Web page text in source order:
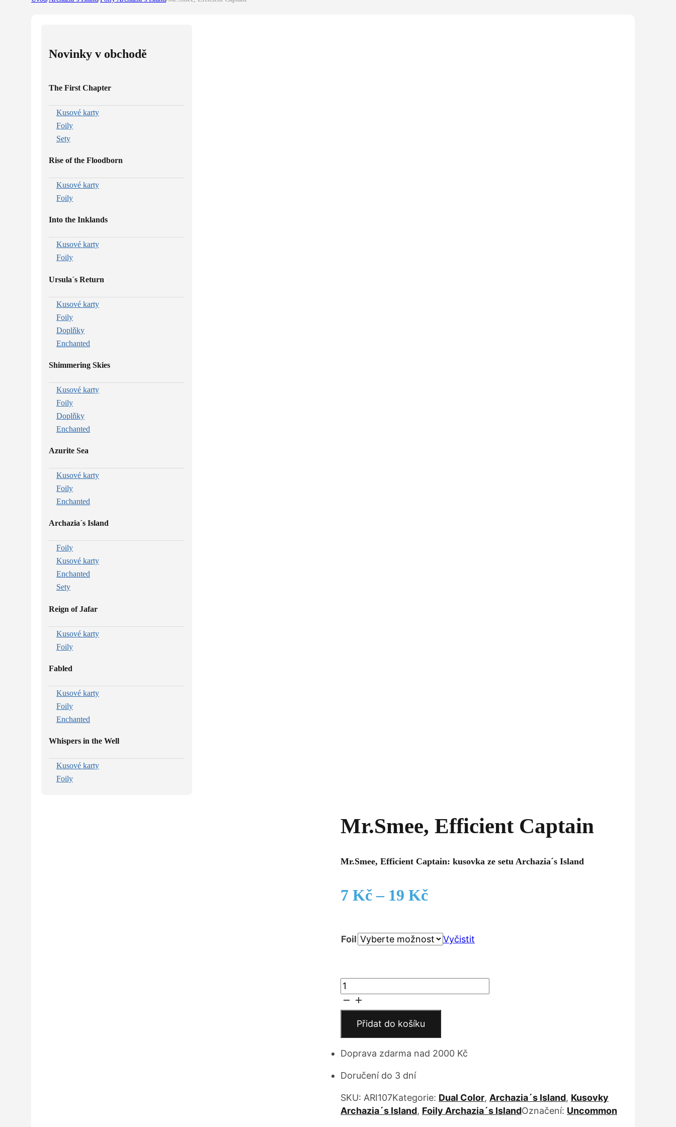
Novinky v obchodě
The First Chapter
Kusové karty
Foily
Sety
Rise of the Floodborn
Kusové karty
Foily
Into the Inklands
Kusové karty
Foily
Ursula´s Return
Kusové karty
Foily
Doplňky
Enchanted
Shimmering Skies
Kusové karty
Foily
Doplňky
Enchanted
Azurite Sea
Kusové karty
Foily
Enchanted
Archazia´s Island
Foily
Kusové karty
Enchanted
Sety
Reign of Jafar
Kusové karty
Foily
Fabled
Kusové karty
Foily
Enchanted
Whispers in the Well
Kusové karty
Foily
Mr.Smee, Efficient Captain
Mr.Smee, Efficient Captain: kusovka ze setu Archazia´s Island
7 Kč – 19 KčRozpětí
7 Kč
19 Kč
Foil Vyčistit
Mr.Smee,
Efficient
Captain
množství
Přidat do košíku
Doprava zdarma nad 2000 Kč
Doručení do 3 dní
SKU: ARI107Kategorie: Dual Color, Archazia´s Island, Kusovky
Archazia´s Island, Foily Archazia´s IslandOznačení: Uncommon